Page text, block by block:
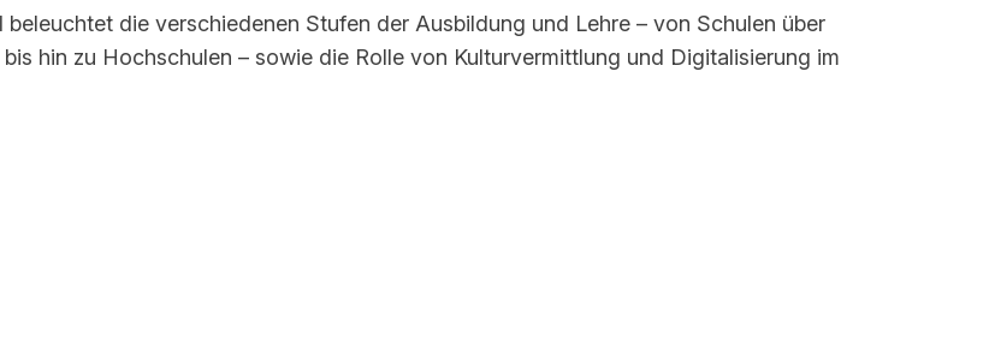
beleuchtet die verschiedenen Stufen der Ausbildung und Lehre – von Schulen über
hin zu Hochschulen – sowie die Rolle von Kulturvermittlung und Digitalisierung im